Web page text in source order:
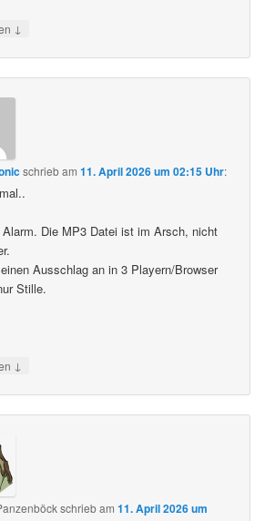
↓
schriebam11. April 2026 um 02:15 Uhr:
Alarm. Die MP3 Datei ist im Arsch, nicht
Ausschlag an in 3 Playern/Browser
Stille.
↓
schriebam11. April 2026 um